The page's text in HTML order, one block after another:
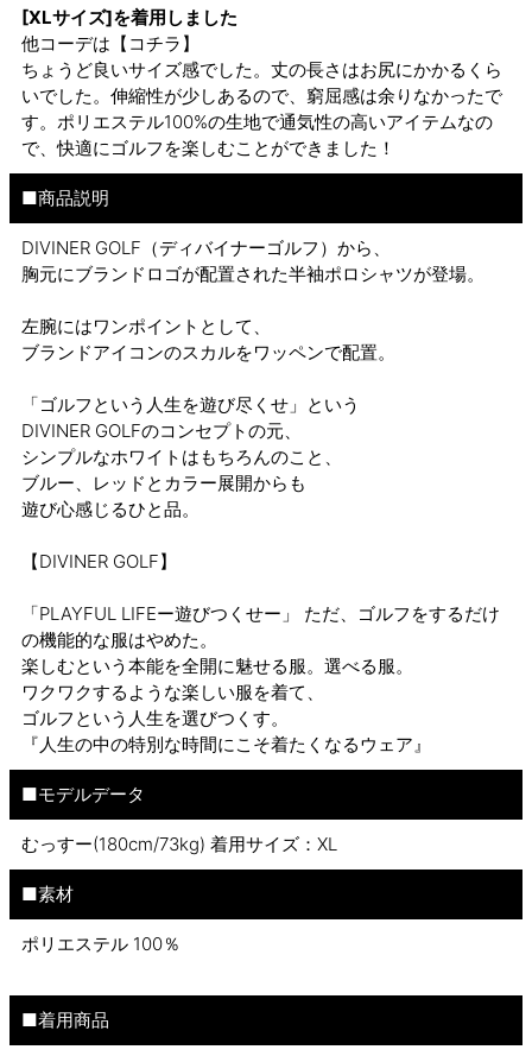
[XLサイズ]を着用しました
他コーデは 【コチラ】
ちょうど良いサイズ感でした。丈の長さはお尻にかかるくら
いでした。伸縮性が少しあるので、窮屈感は余りなかったで
す。ポリエステル100%の生地で通気性の高いアイテムなの
で、快適にゴルフを楽しむことができました！
■商品説明
DIVINER GOLF（ディバイナーゴルフ）から、
胸元にブランドロゴが配置された半袖ポロシャツが登場。
左腕にはワンポイントとして、
ブランドアイコンのスカルをワッペンで配置。
「ゴルフという人生を遊び尽くせ」という
DIVINER GOLFのコンセプトの元、
シンプルなホワイトはもちろんのこと、
ブルー、レッドとカラー展開からも
遊び心感じるひと品。
【DIVINER GOLF】
「PLAYFUL LIFEー遊びつくせー」 ただ、ゴルフをするだけ
の機能的な服はやめた。
楽しむという本能を全開に魅せる服。選べる服。
ワクワクするような楽しい服を着て、
ゴルフという人生を選びつくす。
『人生の中の特別な時間にこそ着たくなるウェア』
■モデルデータ
むっすー(180cm/73kg) 着用サイズ：XL
■素材
ポリエステル 100％
■着用商品